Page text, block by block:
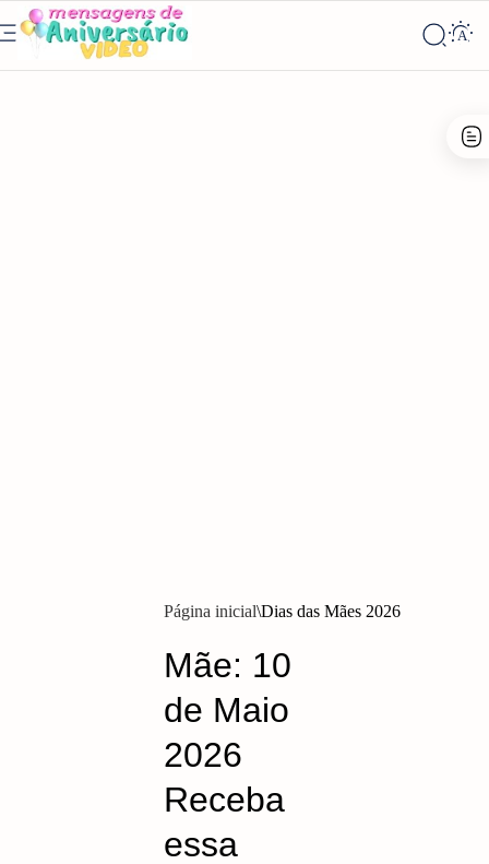
Página inicial Dias das Mães 2026
Mãe: 10
de Maio
2026
Receba
essa